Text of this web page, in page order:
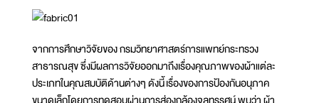
จากการศึกษาวิจัยของ กรมวิทยาศาสตร์การแพทย์กระทรวง
สาธารณสุข ซึ่งมีผลการวิจัยออกมาถึงเรื่องคุณภาพของผ้าแต่ละ
ประเภทในคุณสมบัติด้านต่างๆ ดังนี้ เรื่องของการป้องกันอนุภาค